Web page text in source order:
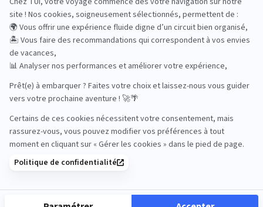
Road Trips
Safari
Sénior